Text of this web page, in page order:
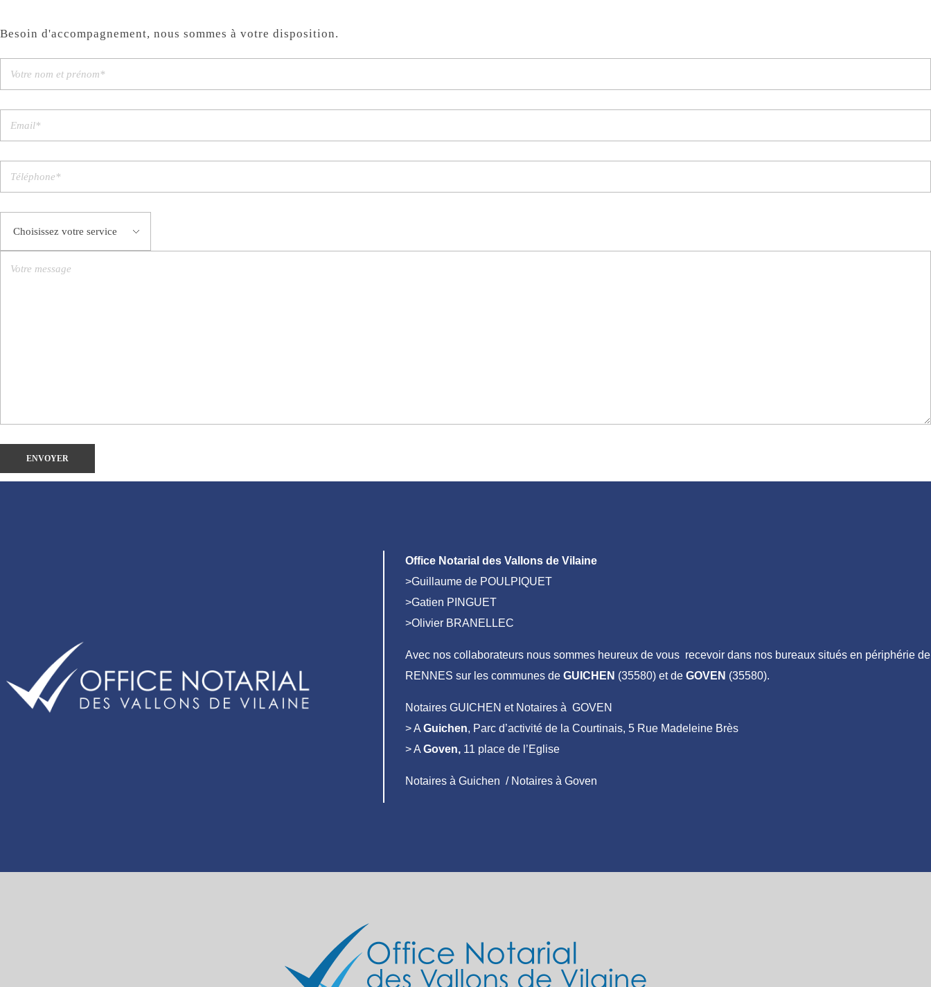
Besoin d'accompagnement, nous sommes à votre disposition.
Office Notarial des Vallons de Vilaine
>Guillaume de POULPIQUET
>Gatien PINGUET
>Olivier BRANELLEC
Avec nos collaborateurs nous sommes heureux de vous recevoir dans nos bureaux situés en périphérie de
RENNES sur les communes deGUICHEN (35580) et deGOVEN (35580).
Notaires GUICHEN et Notaires à GOVEN
> AGuichen, Parc d’activité de la Courtinais, 5 Rue Madeleine Brès
> AGoven, 11 place de l’Eglise
Notaires à Guichen / Notaires à Goven